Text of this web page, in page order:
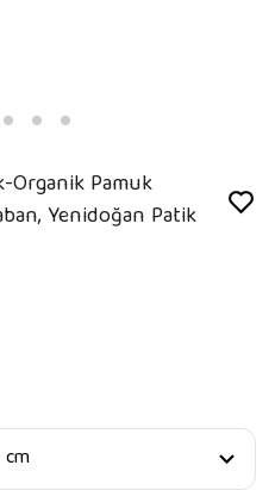
Organik Pamuk
Yenidoğan Patik